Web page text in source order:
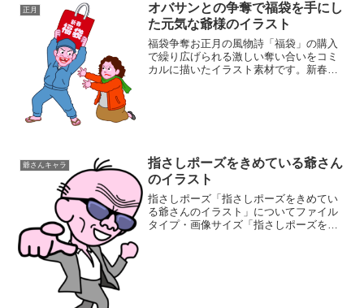
正月
オバサンとの争奪で福袋を手にし
た元気な爺様のイラスト
福袋争奪お正月の風物詩「福袋」の購入
で繰り広げられる激しい奪い合いをコミ
カルに描いたイラスト素材です。新春セ
爺さんキャラ
指さしポーズをきめている爺さん
のイラスト
指さしポーズ「指さしポーズをきめてい
る爺さんのイラスト」についてファイル
タイプ・画像サイズ「指さしポーズをき